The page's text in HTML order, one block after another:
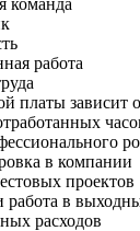
работа
платы зависит
в компании
проектов
работа в
расходов